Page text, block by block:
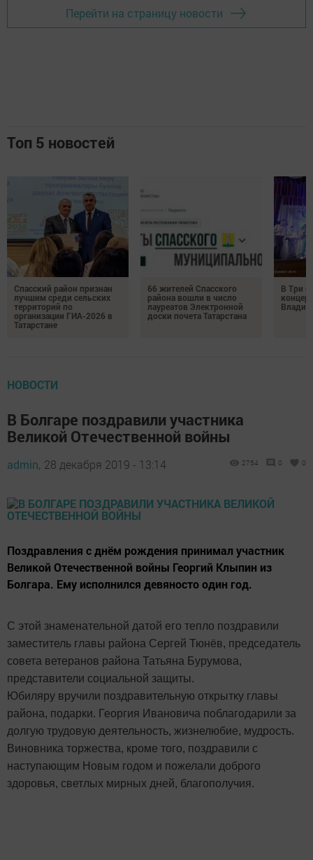
Перейти на страницу новости
Топ 5 новостей
Спасский район признан
лучшим среди сельских
территорий по
организации ГИА-2026 в
Татарстане
66 жителей Спасского
района вошли в число
лауреатов Электронной
доски почета Татарстана
В Три
НОВОСТИ
В Болгаре поздравили участника
Великой Отечественной войны
admin, 28 декабря 2019 - 13:14 2754 0 0
Поздравления с днём рождения принимал участник
Великой Отечественной войны Георгий Клыпин из
Болгара. Ему исполнился девяносто один год.
С этой знаменательной датой его тепло поздравили
заместитель главы района Сергей Тюнёв, председатель
совета ветеранов района Татьяна Бурумова,
представители социальной защиты.
Юбиляру вручили поздравительную открытку главы
района, подарки. Георгия Ивановича поблагодарили за
долгую трудовую деятельность, жизнелюбие, мудрость.
Виновника торжества, кроме того, поздравили с
наступающим Новым годом и пожелали доброго
здоровья, светлых мирных дней, благополучия.